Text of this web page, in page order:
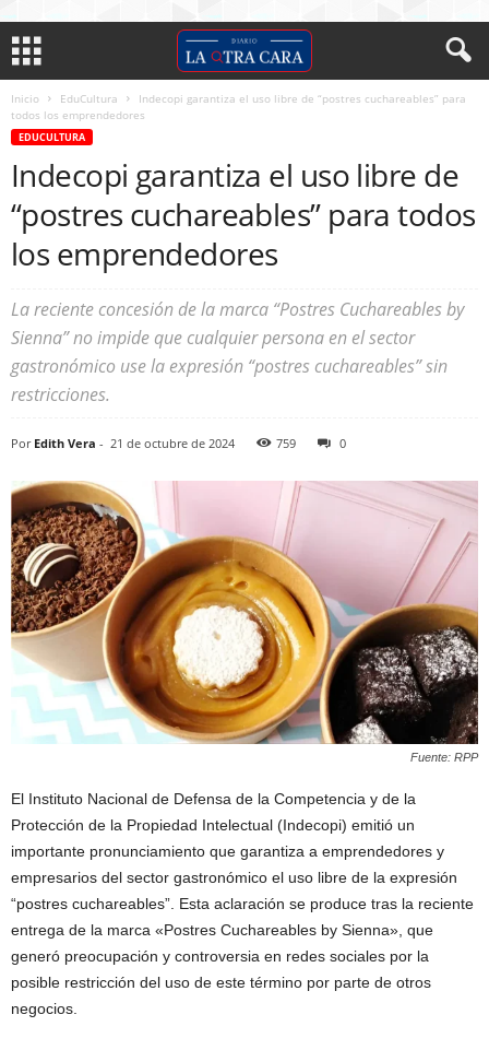
Inicio EduCultura
Indecopi garantiza el uso libre de “postres cuchareables” para
todos los emprendedores
EDUCULTURA
Indecopi garantiza el uso libre de
“postres cuchareables” para todos
los emprendedores
La reciente concesión de la marca “Postres Cuchareables by
Sienna” no impide que cualquier persona en el sector
gastronómico use la expresión “postres cuchareables” sin
restricciones.
Por Edith Vera - 21 de octubre de 2024 759 0
Fuente: RPP
El Instituto Nacional de Defensa de la Competencia y de la
Protección de la Propiedad Intelectual (Indecopi) emitió un
importante pronunciamiento que garantiza a emprendedores y
empresarios del sector gastronómico el uso libre de la expresión
“postres cuchareables”. Esta aclaración se produce tras la reciente
entrega de la marca «Postres Cuchareables by Sienna», que
generó preocupación y controversia en redes sociales por la
posible restricción del uso de este término por parte de otros
negocios.